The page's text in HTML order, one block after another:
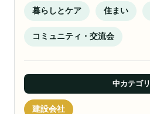
暮らしとケア 住まい
コミュニティ・交流会
中カテゴリ
建設会社